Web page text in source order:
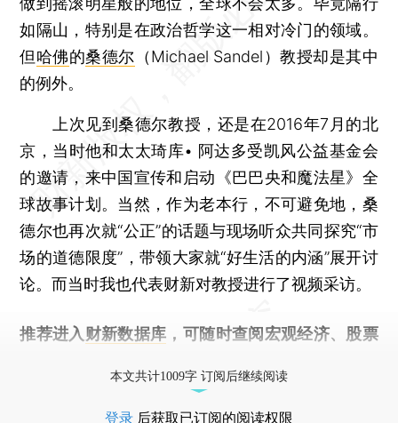
如隔山，特别是在政治哲学这一相对冷门的领域。
但哈佛的桑德尔 （Michael Sandel）教授却是其中
的例外。
上次见到桑德尔教授，还是在2016年7月的北
京，当时他和太太琦库• 阿达多受凯风公益基金会
的邀请，来中国宣传和启动《巴巴央和魔法星》全
球故事计划。当然，作为老本行，不可避免地，桑
德尔也再次就“公正”的话题与现场听众共同探究“市
场的道德限度”，带领大家就“好生活的内涵”展开讨
论。而当时我也代表财新对教授进行了视频采访。
推荐进入 财新数据库 ，可随时查阅宏观经济、股票
本文共计1009字 订阅后继续阅读
登录 后获取已订阅的阅读权限